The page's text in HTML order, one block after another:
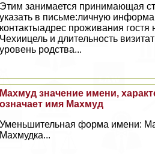
Этим занимается принимающая
указать в письме:личную
контактыадрес проживания
Чехиицель и длительность
уровень родства...
Махмуд значение имени,
означает имя Махмуд
Уменьшительная форма имени:
Махмудка...